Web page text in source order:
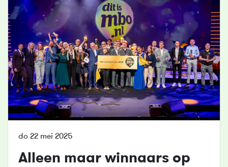
do 22 mei 2025
Alleen maar winnaars op